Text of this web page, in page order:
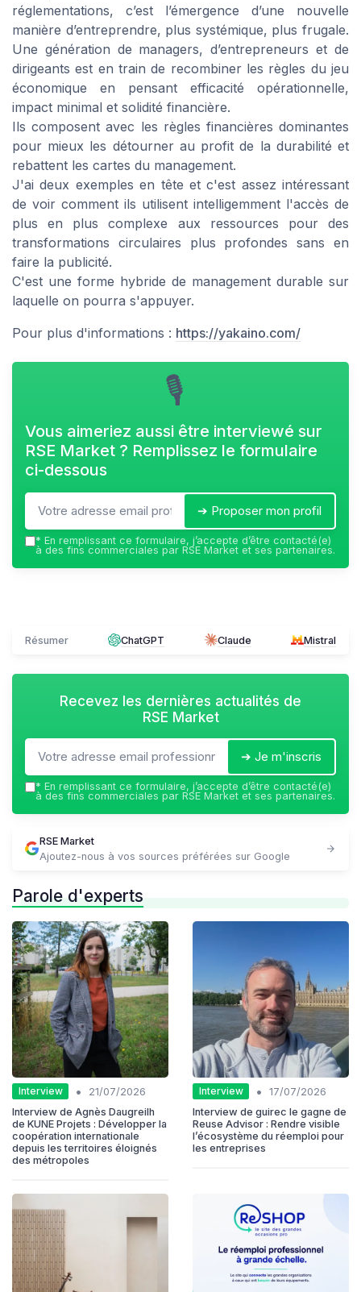
réglementations, c’est l’émergence d’une nouvelle
manière d’entreprendre, plus systémique, plus frugale.
Une génération de managers, d’entrepreneurs et de
dirigeants est en train de recombiner les règles du jeu
économique en pensant efficacité opérationnelle,
impact minimal et solidité financière.
Ils composent avec les règles financières dominantes
pour mieux les détourner au profit de la durabilité et
rebattent les cartes du management.
J'ai deux exemples en tête et c'est assez intéressant
de voir comment ils utilisent intelligemment l'accès de
plus en plus complexe aux ressources pour des
transformations circulaires plus profondes sans en
faire la publicité.
C'est une forme hybride de management durable sur
laquelle on pourra s'appuyer.
Pour plus d'informations : https://yakaino.com/
🎙
Vous aimeriez aussi être interviewé sur
RSE Market ? Remplissez le formulaire
ci-dessous
➔ Proposer mon profil
* En remplissant ce formulaire, j’accepte d’être contacté(e)
à des fins commerciales par RSE Market et ses partenaires.
Résumer ChatGPT Claude Mistral
Recevez les dernières actualités de
RSE Market
➔ Je m'inscris
* En remplissant ce formulaire, j’accepte d’être contacté(e)
à des fins commerciales par RSE Market et ses partenaires.
RSE Market
Ajoutez-nous à vos sources préférées sur Google
Parole d'experts
Interview •
21/07/2026
Interview de Agnès Daugreilh
de KUNE Projets : Développer la
coopération internationale
depuis les territoires éloignés
des métropoles
Interview •
17/07/2026
Interview de guirec le gagne de
Reuse Advisor : Rendre visible
l’écosystème du réemploi pour
les entreprises